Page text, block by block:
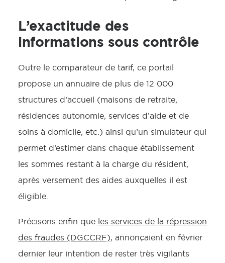
L’exactitude des
informations sous contrôle
Outre le comparateur de tarif, ce portail
propose un annuaire de plus de 12 000
structures d’accueil (maisons de retraite,
résidences autonomie, services d’aide et de
soins à domicile, etc.) ainsi qu’un simulateur qui
permet d’estimer dans chaque établissement
les sommes restant à la charge du résident,
après versement des aides auxquelles il est
éligible.
Précisons enfin que les services de la répression
des fraudes (DGCCRF), annonçaient en février
dernier leur intention de rester très vigilants